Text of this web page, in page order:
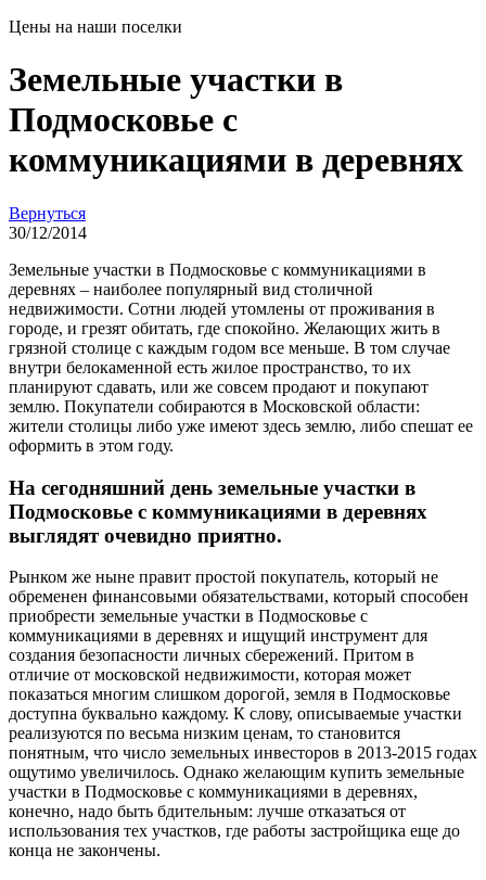
Цены на наши поселки
Земельные участки в
Подмосковье с
коммуникациями в деревнях
Вернуться
30/12/2014
Земельные участки в Подмосковье с коммуникациями в
деревнях – наиболее популярный вид столичной
недвижимости. Сотни людей утомлены от проживания в
городе, и грезят обитать, где спокойно. Желающих жить в
грязной столице с каждым годом все меньше. В том случае
внутри белокаменной есть жилое пространство, то их
планируют сдавать, или же совсем продают и покупают
землю. Покупатели собираются в Московской области:
жители столицы либо уже имеют здесь землю, либо спешат ее
оформить в этом году.
На сегодняшний день земельные участки в
Подмосковье с коммуникациями в деревнях
выглядят очевидно приятно.
Рынком же ныне правит простой покупатель, который не
обременен финансовыми обязательствами, который способен
приобрести земельные участки в Подмосковье с
коммуникациями в деревнях и ищущий инструмент для
создания безопасности личных сбережений. Притом в
отличие от московской недвижимости, которая может
показаться многим слишком дорогой, земля в Подмосковье
доступна буквально каждому. К слову, описываемые участки
реализуются по весьма низким ценам, то становится
понятным, что число земельных инвесторов в 2013-2015 годах
ощутимо увеличилось. Однако желающим купить земельные
участки в Подмосковье с коммуникациями в деревнях,
конечно, надо быть бдительным: лучше отказаться от
использования тех участков, где работы застройщика еще до
конца не закончены.